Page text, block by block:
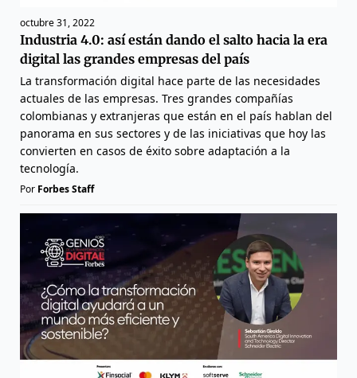
octubre 31, 2022
Industria 4.0: así están dando el salto hacia la era
digital las grandes empresas del país
La transformación digital hace parte de las necesidades
actuales de las empresas. Tres grandes compañías
colombianas y extranjeras que están en el país hablan del
panorama en sus sectores y de las iniciativas que hoy las
convierten en casos de éxito sobre adaptación a la
tecnología.
Por Forbes Staff